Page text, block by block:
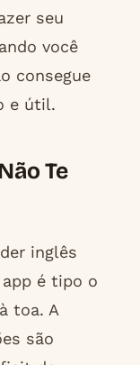
seu
você
consegue
e útil.
Te
inglês
é tipo o
toa. A
são